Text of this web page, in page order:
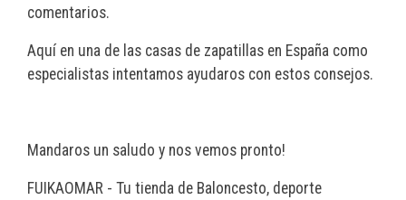
comentarios.
Aquí en una de las casas de zapatillas en España como
especialistas intentamos ayudaros con estos consejos.
Mandaros un saludo y nos vemos pronto!
FUIKAOMAR - Tu tienda de Baloncesto, deporte